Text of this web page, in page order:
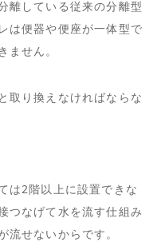
離している従来の分離型
は便器や便座が一体型で
ません。
取り換えなければならな
は2階以上に設置できな
つなげて水を流す仕組み
せないからです。